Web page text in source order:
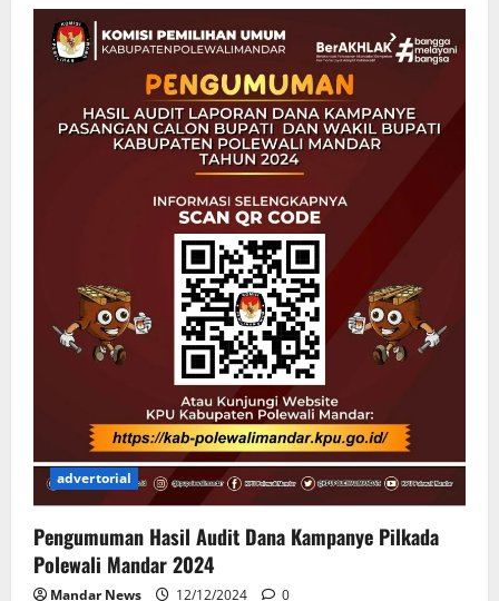
advertorial
Pengumuman Hasil Audit Dana Kampanye Pilkada
Polewali Mandar 2024
Mandar News 12/12/2024 0